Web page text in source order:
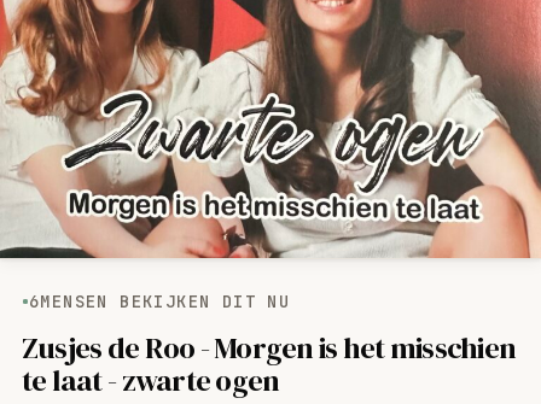
6MENSEN BEKIJKEN DIT NU
Zusjes de Roo - Morgen is het misschien
te laat - zwarte ogen